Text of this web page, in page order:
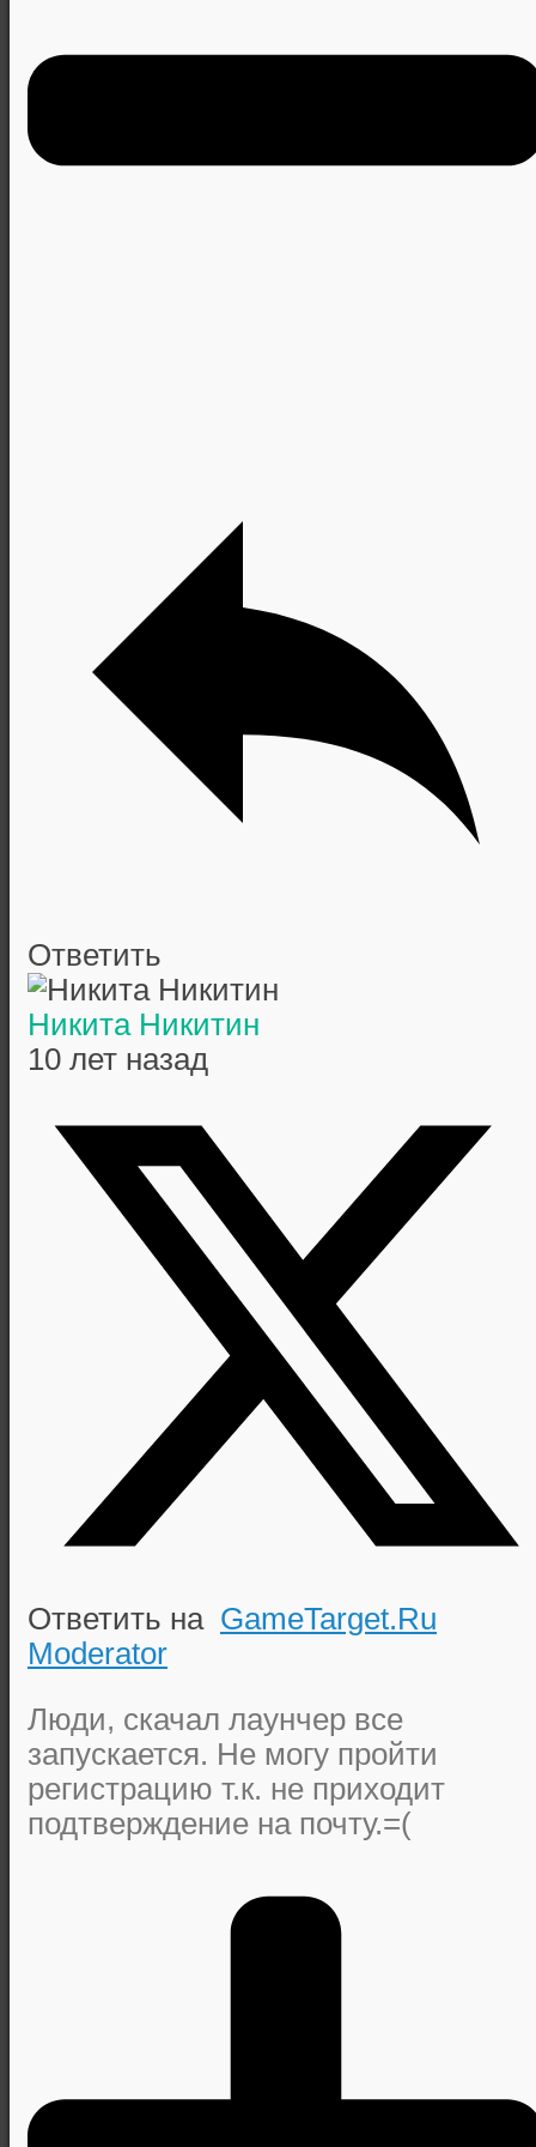
Ответить
Никита Никитин
10 лет назад
Ответить на GameTarget.Ru
Moderator
Люди, скачал лаунчер все
запускается. Не могу пройти
регистрацию т.к. не приходит
подтверждение на почту.=(